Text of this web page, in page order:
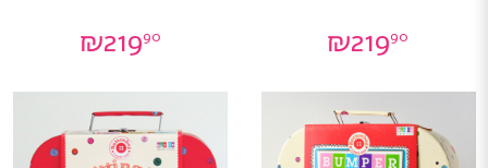
₪21990
₪21990